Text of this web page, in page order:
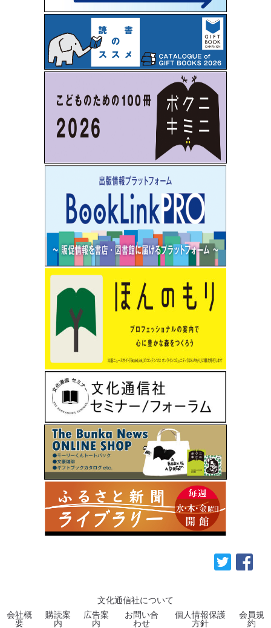
文化通信社について
会社概
要
購読案
内
広告案
内
お問い合
わせ
個人情報保護
方針
会員規
約